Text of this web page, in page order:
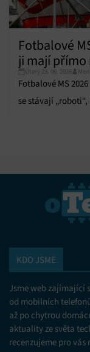
Fotbalové
ji mají přímo
Úterý 23. 06. 2026
Fotbalové MS
se stávají
KDO JSME
Jsme web zajímající
od mobilních
až po chytrou
aktuality ze světa
recenzujeme pro